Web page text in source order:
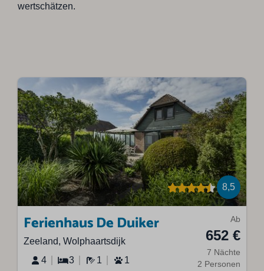
wertschätzen.
8,5
Ab
652 €
7 Nächte
2 Personen
Ferienhaus De Duiker
Zeeland, Wolphaartsdijk
4
3 1 1